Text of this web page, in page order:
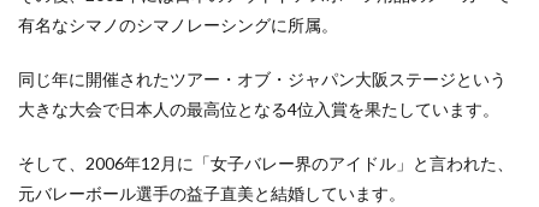
有名なシマノのシマノレーシングに所属。
同じ年に開催されたツアー・オブ・ジャパン大阪ステージという
大きな大会で日本人の最高位となる4位入賞を果たしています。
そして、2006年12月に「女子バレー界のアイドル」と言われた、
元バレーボール選手の益子直美と結婚しています。